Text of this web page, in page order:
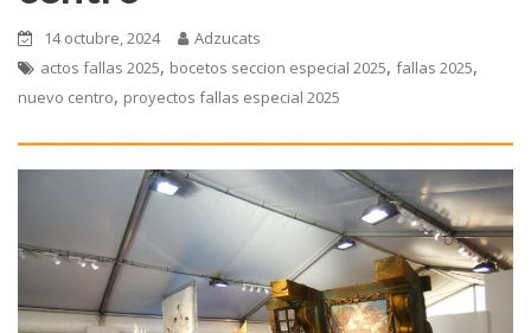
14 octubre, 2024
Adzucats
actos fallas 2025, bocetos seccion especial 2025, fallas 2025,
nuevo centro, proyectos fallas especial 2025